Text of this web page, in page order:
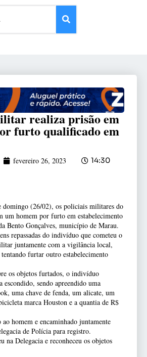
realiza prisão em
furto qualificado em
fevereiro 26, 2023 14:30
domingo (26/02), os policiais militares do
um homem por furto em estabelecimento
Bento Gonçalves, município de Marau.
repassadas do indivíduo que cometeu o
juntamente com a vigilância local,
furtar outro estabelecimento
os objetos furtados, o indivíduo
sendo apreendido uma
uma chave de fenda, um alicate, um
marca Houston e a quantia de R$
homem e encaminhado juntamente
de Polícia para registro.
na Delegacia e reconheceu os objetos